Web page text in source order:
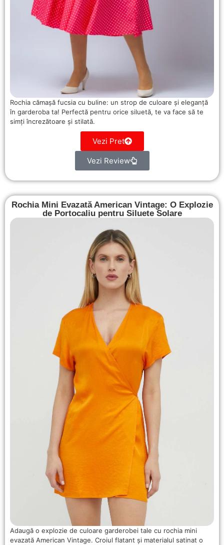
Rochia cămașă fucsia cu buline: un strop de culoare și eleganță
în garderoba ta! Perfectă pentru orice siluetă, te va face să te
simți încrezătoare și stilată.
Vezi Pret
Vezi Review
Rochia Mini Evazată American Vintage: O Explozie
de Portocaliu pentru Siluete Solare
Adaugă o explozie de culoare garderobei tale cu rochia mini
evazată American Vintage. Croiul flatant și materialul satinat o